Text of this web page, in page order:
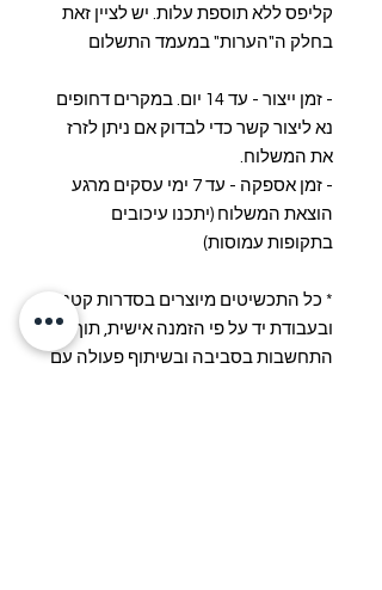
קליפס ללא תוספת עלות. יש לציין זאת
בחלק ה"הערות" במעמד התשלום
- זמן ייצור - עד 14 יום. במקרים דחופים
נא ליצור קשר כדי לבדוק אם ניתן לזרז
את המשלוח.
- זמן אספקה - עד 7 ימי עסקים מרגע
הוצאת המשלוח (יתכנו עיכובים
בתקופות עמוסות)
* כל התכשיטים מיוצרים בסדרות קטנות
ובעבודת יד על פי הזמנה אישית, תוך
התחשבות בסביבה ובשיתוף פעולה עם